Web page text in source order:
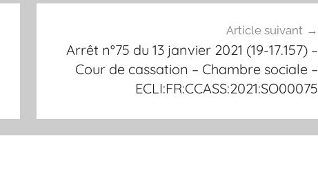
Article suivant
Arrêt n°75 du 13 janvier 2021 (19-17.157) –
Cour de cassation – Chambre sociale –
ECLI:FR:CCASS:2021:SO00075